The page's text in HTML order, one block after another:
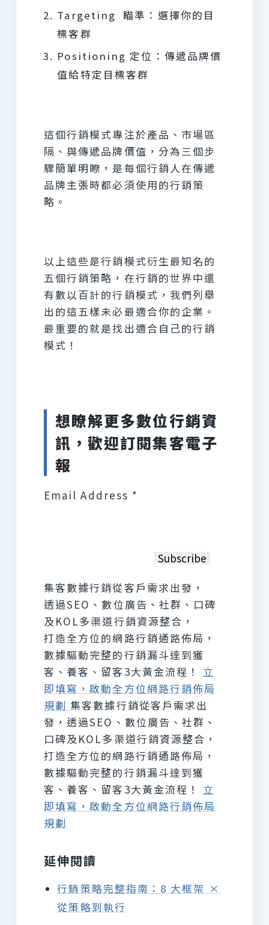
Targeting 瞄準：選擇你的目
標客群
Positioning 定位：傳遞品牌價
值給特定目標客群
這個行銷模式專注於產品、市場區
隔、與傳遞品牌價值，分為三個步
驟簡單明瞭，是每個行銷人在傳遞
品牌主張時都必須使用的行銷策
略。
以上這些是行銷模式衍生最知名的
五個行銷策略，在行銷的世界中還
有數以百計的行銷模式，我們列舉
出的這五樣未必最適合你的企業。
最重要的就是找出適合自己的行銷
模式！
想瞭解更多數位行銷資
訊，歡迎訂閱集客電子
報
Email Address *
集客數據行銷從客戶需求出發，
透過SEO、數位廣告、社群、口碑
及KOL多渠道行銷資源整合，
打造全方位的網路行銷通路佈局，
數據驅動完整的行銷漏斗達到獲
客、養客、留客3大黃金流程！ 立
即填寫，啟動全方位網路行銷佈局
規劃 集客數據行銷從客戶需求出
發，透過SEO、數位廣告、社群、
口碑及KOL多渠道行銷資源整合，
打造全方位的網路行銷通路佈局，
數據驅動完整的行銷漏斗達到獲
客、養客、留客3大黃金流程！ 立
即填寫，啟動全方位網路行銷佈局
規劃
延伸閱讀
行銷策略完整指南：8 大框架 ×
從策略到執行